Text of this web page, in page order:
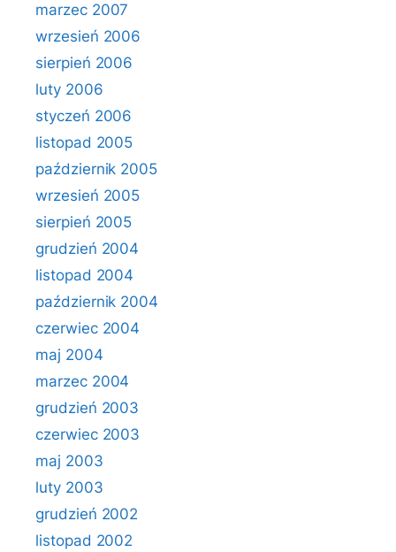
marzec 2007
wrzesień 2006
sierpień 2006
luty 2006
styczeń 2006
listopad 2005
październik 2005
wrzesień 2005
sierpień 2005
grudzień 2004
listopad 2004
październik 2004
czerwiec 2004
maj 2004
marzec 2004
grudzień 2003
czerwiec 2003
maj 2003
luty 2003
grudzień 2002
listopad 2002